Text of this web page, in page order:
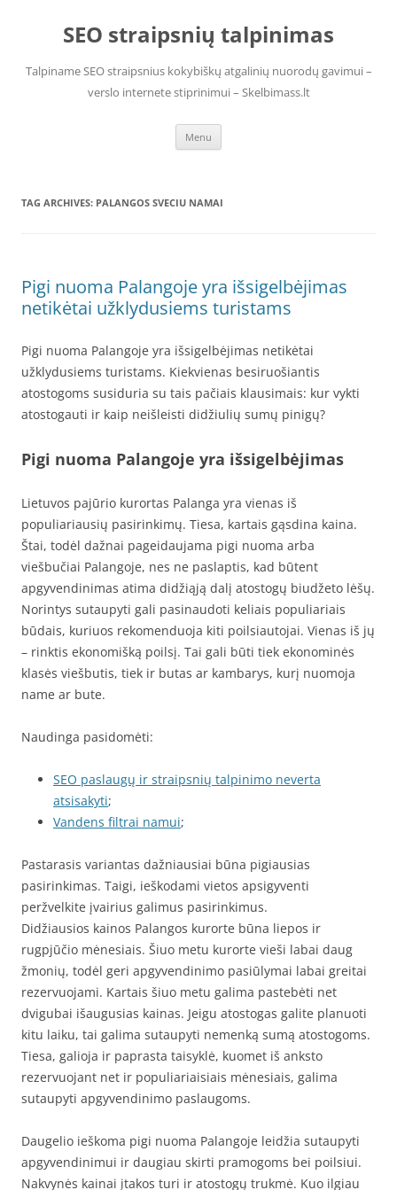
contentSEO straipsnių talpinimas
Talpiname SEO straipsnius kokybiškų atgalinių nuorodų gavimui –
verslo internete stiprinimui – Skelbimass.lt
Menu
TAG ARCHIVES: PALANGOS SVECIU NAMAI
Pigi nuoma Palangoje yra išsigelbėjimas
netikėtai užklydusiems turistams
Pigi nuoma Palangoje yra išsigelbėjimas netikėtai
užklydusiems turistams. Kiekvienas besiruošiantis
atostogoms susiduria su tais pačiais klausimais: kur vykti
atostogauti ir kaip neišleisti didžiulių sumų pinigų?
Pigi nuoma Palangoje yra išsigelbėjimas
Lietuvos pajūrio kurortas Palanga yra vienas iš
populiariausių pasirinkimų. Tiesa, kartais gąsdina kaina.
Štai, todėl dažnai pageidaujama pigi nuoma arba
viešbučiai Palangoje, nes ne paslaptis, kad būtent
apgyvendinimas atima didžiąją dalį atostogų biudžeto lėšų.
Norintys sutaupyti gali pasinaudoti keliais populiariais
būdais, kuriuos rekomenduoja kiti poilsiautojai. Vienas iš jų
– rinktis ekonomišką poilsį. Tai gali būti tiek ekonominės
klasės viešbutis, tiek ir butas ar kambarys, kurį nuomoja
name ar bute.
Naudinga pasidomėti:
SEO paslaugų ir straipsnių talpinimo neverta
atsisakyti;
Vandens filtrai namui;
Pastarasis variantas dažniausiai būna pigiausias
pasirinkimas. Taigi, ieškodami vietos apsigyventi
peržvelkite įvairius galimus pasirinkimus.
Didžiausios kainos Palangos kurorte būna liepos ir
rugpjūčio mėnesiais. Šiuo metu kurorte vieši labai daug
žmonių, todėl geri apgyvendinimo pasiūlymai labai greitai
rezervuojami. Kartais šiuo metu galima pastebėti net
dvigubai išaugusias kainas. Jeigu atostogas galite planuoti
kitu laiku, tai galima sutaupyti nemenką sumą atostogoms.
Tiesa, galioja ir paprasta taisyklė, kuomet iš anksto
rezervuojant net ir populiariaisiais mėnesiais, galima
sutaupyti apgyvendinimo paslaugoms.
Daugelio ieškoma pigi nuoma Palangoje leidžia sutaupyti
apgyvendinimui ir daugiau skirti pramogoms bei poilsiui.
Nakvynės kainai įtakos turi ir atostogų trukmė. Kuo ilgiau